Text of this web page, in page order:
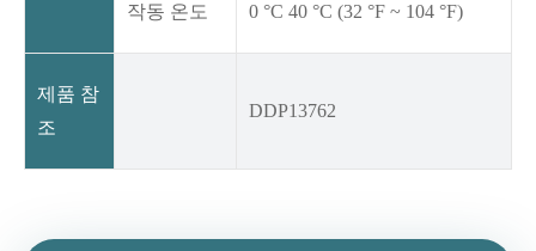
작동 온도 0 °C 40 °C (32 °F ~ 104 °F)
제품 참
조
DDP13762